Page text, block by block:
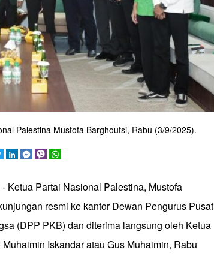
Palestina Mustofa Barghoutsi, Rabu (3/9/2025).
- Ketua Partai Nasional Palestina, Mustofa
resmi ke kantor Dewan Pengurus Pusat
(DPP PKB) dan diterima langsung oleh Ketua
Iskandar atau Gus Muhaimin, Rabu